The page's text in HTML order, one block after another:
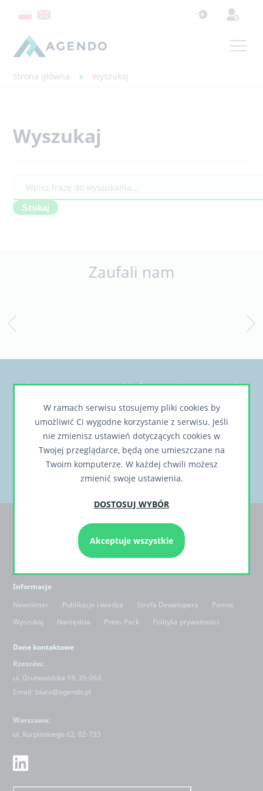
Strona główna Wyszukaj
Wyszukaj
Zaufali nam
Chcesz otrzymywać informacje o nowych,
ciekawych rozwiązaniach lub realizacjach?
Zapytanie ofertowe / bezpłatna wycena
Dla partnerów
Informacje
Newsletter
Publikacje i wiedza Strefa Dewelopera
Pomoc
Wyszukaj
Narzędzia Press Pack Polityka prywatności
Dane kontaktowe
Rzeszów:
ul. Grunwaldzka 19, 35-068
Email: biuro@agendo.pl
Warszawa:
ul. Kurpińskiego 62, 02-733
W ramach serwisu stosujemy pliki cookies by
umożliwić Ci wygodne korzystanie z serwisu. Jeśli
nie zmienisz ustawień dotyczących cookies w
Twojej przeglądarce, będą one umieszczane na
Twoim komputerze. W każdej chwili możesz
zmienić swoje ustawienia.
DOSTOSUJ WYBÓR
Akceptuje wszystkie